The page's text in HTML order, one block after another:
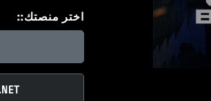
اختر منصتك::